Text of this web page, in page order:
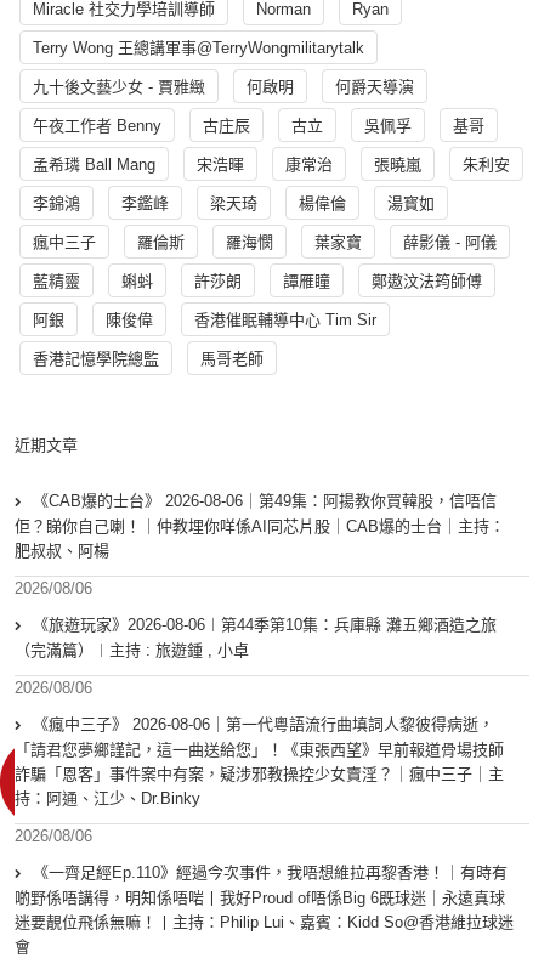
Miracle 社交力學培訓導師 Norman Ryan
Terry Wong 王總講軍事@TerryWongmilitarytalk
九十後文藝少女 - 賈雅緻 何啟明 何爵天導演
午夜工作者 Benny 古庄辰 古立 吳佩孚 基哥
孟希璘 Ball Mang 宋浩暉 康常治 張曉嵐 朱利安
李錦鴻 李鑑峰 梁天琦 楊偉倫 湯寳如
瘋中三子 羅倫斯 羅海憫 葉家寶 薛影儀 - 阿儀
藍精靈 蝌蚪 許莎朗 譚雁瞳 鄭遨汶法筠師傅
阿銀 陳俊偉 香港催眠輔導中心 Tim Sir
香港記憶學院總監 馬哥老師
近期文章
《CAB爆的士台》 2026-08-06｜第49集：阿揚教你買韓股，信唔信
佢？睇你自己喇！｜仲教埋你咩係AI同芯片股｜CAB爆的士台｜主持：
肥叔叔、阿楊
2026/08/06
《旅遊玩家》2026-08-06︱第44季第10集：兵庫縣 灘五鄉酒造之旅
（完滿篇）︱主持 : 旅遊鍾 , 小卓
2026/08/06
《瘋中三子》 2026-08-06｜第一代粵語流行曲填詞人黎彼得病逝，
「請君您夢鄉謹記，這一曲送給您」！《東張西望》早前報道骨場技師
詐騙「恩客」事件案中有案，疑涉邪教操控少女賣淫？｜瘋中三子｜主
持：阿通、江少、Dr.Binky
2026/08/06
《一齊足經Ep.110》經過今次事件，我唔想維拉再黎香港！｜有時有
啲野係唔講得，明知係唔啱丨我好Proud of唔係Big 6既球迷｜永遠真球
迷要靚位飛係無嘛！丨主持：Philip Lui、嘉賓：Kidd So@香港維拉球迷
會